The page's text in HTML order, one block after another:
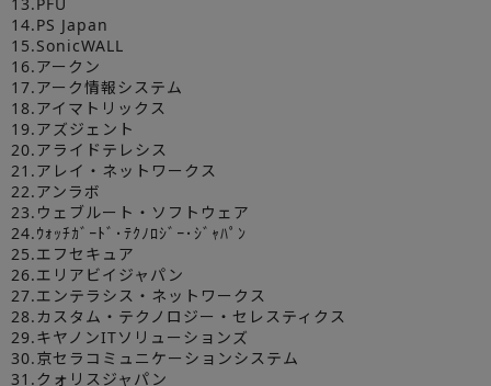
14.PS Japan
15.SonicWALL
16.アークン
17.アーク情報システム
18.アイマトリックス
19.アズジェント
20.アライドテレシス
21.アレイ・ネットワークス
22.アンラボ
23.ウェブルート・ソフトウェア
24.ｳｫｯﾁｶﾞｰﾄﾞ･ﾃｸﾉﾛｼﾞｰ･ｼﾞｬﾊﾟﾝ
25.エフセキュア
26.エリアビイジャパン
27.エンテラシス・ネットワークス
28.カスタム・テクノロジー・セレスティクス
29.キヤノンITソリューションズ
30.京セラコミュニケーションシステム
31.クォリスジャパン